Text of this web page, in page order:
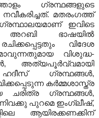
ഗ്രന്ഥങ്ങളുടെ
മതരംഗത്ത്
ഇവിടെ
അറബി ഭാഷയില്‍
വിദേശ
വിശുദ്ധ-
അത്യപൂര്‍വ്വമായി
ഗ്രന്ഥങ്ങള്‍,
കര്‍മ്മശാസ്ത്ര
ചരിത്ര ഗ്രന്ഥങ്ങള്‍,
പുറമെ ഇംഗ്ലീഷ്,
ആയിരക്കണക്കിന്